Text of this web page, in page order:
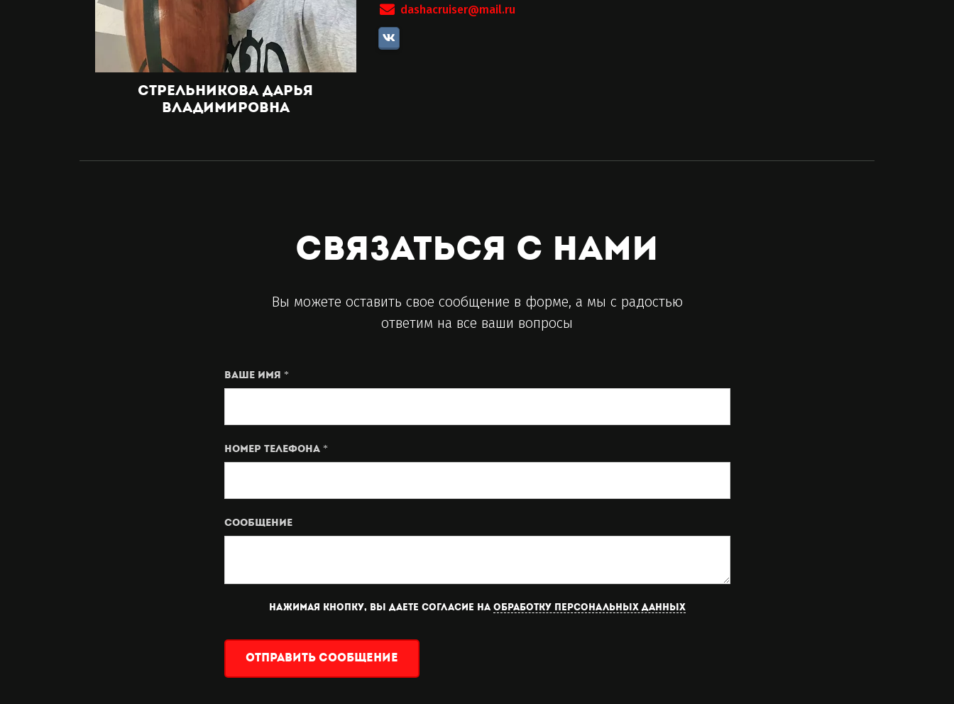
Стрельникова Дарья
Владимировна
dashacruiser@mail.ru
Связаться с нами
Вы можете оставить свое сообщение в форме, а мы с радостью
ответим на все ваши вопросы
Ваше имя *
Номер телефона *
Сообщение
Нажимая кнопку, вы даете согласие на обработку персональных данных
Отправить сообщение